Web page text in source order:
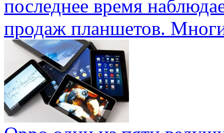
последнее время
продаж планшетов.